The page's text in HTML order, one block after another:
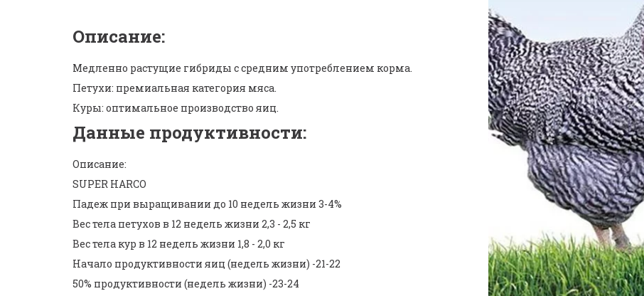
Описание:
Медленно растущие гибриды с средним употреблением корма.
Петухи: премиальная категория мяса.
Куры: оптимальное производство яиц.
Данные продуктивности:
Описание:
SUPER HARCO
Падеж при выращивании до 10 недель жизни 3-4%
Вес тела петухов в 12 недель жизни 2,3 - 2,5 кг
Вес тела кур в 12 недель жизни 1,8 - 2,0 кг
Начало продуктивности яиц (недель жизни) -21-22
50% продуктивности (недель жизни) -23-24